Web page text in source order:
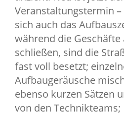
Veranstaltungstermin
sich auch das
während die
schließen, sind die
fast voll besetzt;
Aufbaugeräusche
ebenso kurzen Sätzen
von den Technikteams;